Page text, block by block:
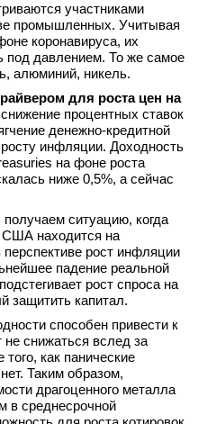
участниками
промышленных. Учитывая
коронавируса, их
под давлением. То же самое
алюминий, никель.
для роста цен на
процентных ставок
денежно-кредитной
инфляции. Доходность
на фоне роста
ниже 0,5%, а сейчас
ситуацию, когда
США находится на
перспективе рост инфляции
падение реальной
рост спроса на
защитить капитал.
способен привести к
не снижаться вслед за
как панические
Таким образом,
драгоценного металла
в среднесрочной